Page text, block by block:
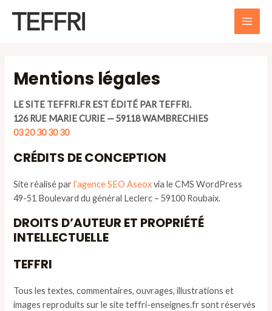
Mentions légales
LE SITE TEFFRI.FR EST ÉDITÉ PAR TEFFRI.
126 RUE MARIE CURIE — 59118 WAMBRECHIES
03 20 30 30 30
CRÉDITS DE CONCEPTION
Site réalisé parl’agence SEO Aseoxvia le CMS WordPress
49-51 Boulevard du général Leclerc – 59100 Roubaix.
DROITS D’AUTEUR ET PROPRIÉTÉ
INTELLECTUELLE
TEFFRI
Tous les textes, commentaires, ouvrages, illustrations et
images reproduits sur le site teffri-enseignes.fr sont réservés